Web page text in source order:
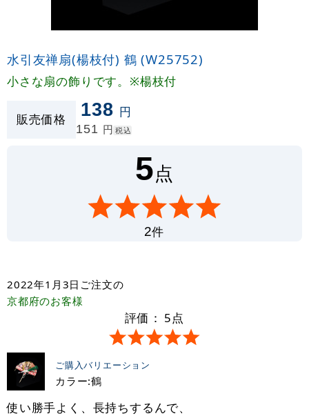
水引友禅扇(楊枝付) 鶴 (W25752)
小さな扇の飾りです。※楊枝付
販売価格 138 円
151 円 税込
5点
2件
2022年1月3日 ご注文の
京都府のお客様
評価： 5点
ご購入バリエーション
カラー:鶴
使い勝手よく、長持ちするんで、